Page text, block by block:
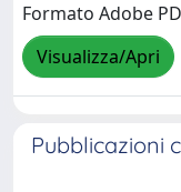
Formato Adobe
Visualizza/Apri
Pubblicazioni